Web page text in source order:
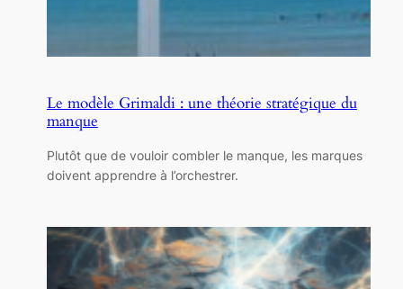
Le modèle Grimaldi : une théorie stratégique du
manque
Plutôt que de vouloir combler le manque, les marques
doivent apprendre à l’orchestrer.